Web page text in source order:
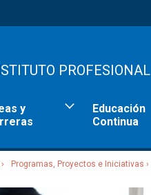
PROFESIONAL
y
Educación
Continua
Programas, Proyectos e Iniciativas